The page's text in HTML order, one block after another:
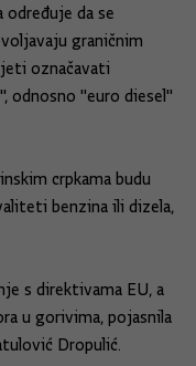
određuje da se
graničnim
označavati
odnosno "euro diesel"
crpkama budu
benzina ili dizela,
s direktivama EU, a
u gorivima, pojasnila
Dropulić.